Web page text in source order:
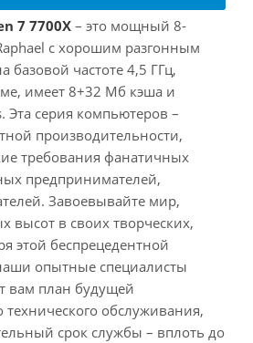
7 7700X – это мощный 8-
с хорошим разгонным
частоте 4,5 ГГц,
имеет 8+32 Мб кэша и
Эта серия компьютеров –
производительности,
требования фанатичных
предпринимателей,
Завоевывайте мир,
высот в своих творческих,
этой беспрецедентной
опытные специалисты
вам план будущей
обслуживания,
срок службы – вплоть до